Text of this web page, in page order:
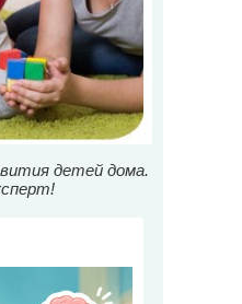
детей дома.